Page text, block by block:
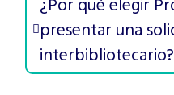
presentar una
interbibliotecario?